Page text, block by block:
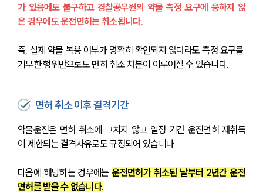
가 있음에도 불구하고 경찰공무원의 약물 측정 요구에 응하지 않
은 경우에도 운전면허는 취소됩니다.
즉, 실제 약물 복용 여부가 명확히 확인되지 않더라도 측정 요구를
거부한 행위만으로도 면허 취소 처분이 이루어질 수 있습니다.
면허 취소 이후 결격기간
약물운전은 면허 취소에 그치지 않고 일정 기간 운전면허 재취득
이 제한되는 결격사유로도 규정되어 있습니다.
다음에 해당하는 경우에는 운전면허가 취소된 날부터 2년간 운전
면허를 받을 수 없습니다.